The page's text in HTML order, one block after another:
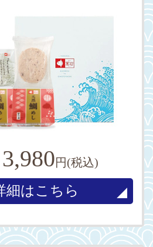
3,980円(税込)
細はこちら